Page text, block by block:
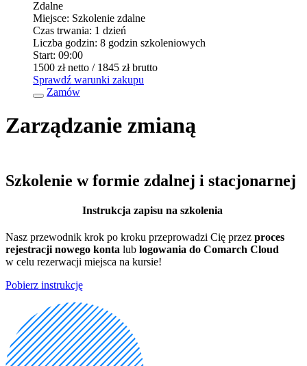
Zdalne
Miejsce: Szkolenie zdalne
Czas trwania: 1 dzień
Liczba godzin: 8 godzin szkoleniowych
Start: 09:00
1500 złnetto / 1845 złbrutto
Sprawdź warunki zakupu
Zamów
Zarządzanie zmianą
Szkolenie w formie zdalnej i stacjonarnej
Instrukcja zapisu na szkolenia
Nasz przewodnik krok po kroku przeprowadzi Cię przez proces
rejestracji nowego konta lub logowania do Comarch Cloud
w celu rezerwacji miejsca na kursie!
Pobierz instrukcję